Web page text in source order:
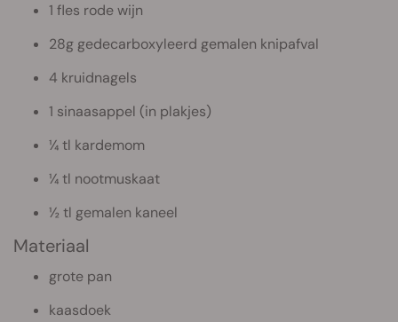
1 fles rode wijn
28g gedecarboxyleerd gemalen knipafval
4 kruidnagels
1 sinaasappel (in plakjes)
¼ tl kardemom
¼ tl nootmuskaat
½ tl gemalen kaneel
Materiaal
grote pan
kaasdoek